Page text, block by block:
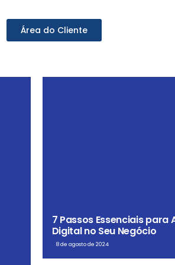
Área do Cliente
7 Passos Essenciais
Digital no Seu Negócio
8 de agosto de 2024